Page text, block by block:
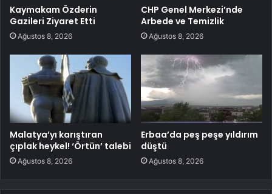
Kaymakam Özderin
Gazileri Ziyaret Etti
Ağustos 8, 2026
CHP Genel Merkezi’nde
Arbede ve Temizlik
Ağustos 8, 2026
Malatya’yı karıştıran
çıplak heykel! ‘Örtün’ talebi
Ağustos 8, 2026
Erbaa’da peş peşe yıldırım
düştü
Ağustos 8, 2026